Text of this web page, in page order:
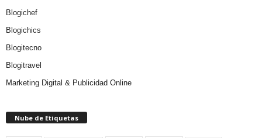
Blogichef
Blogichics
Blogitecno
Blogitravel
Marketing Digital & Publicidad Online
Nube de Etiquetas